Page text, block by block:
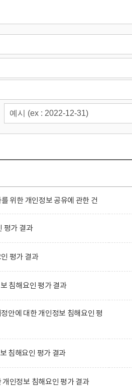
위한 개인정보 공유에 관한 건
평가 결과
평가 결과
침해요인 평가 결과
안에 대한 개인정보 침해요인 평
침해요인 평가 결과
개인정보 침해요인 평가 결과